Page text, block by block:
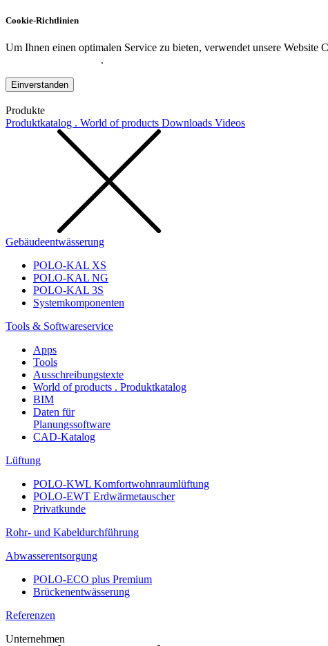
Cookie-Richtlinien
Um Ihnen einen optimalen Service zu bieten, verwendet unsere
.
Einverstanden
Produkte
Produktkatalog . World of products Downloads Videos
Gebäudeentwässerung
POLO-KAL XS
POLO-KAL NG
POLO-KAL 3S
Systemkomponenten
Tools & Softwareservice
Apps
Tools
Ausschreibungstexte
World of products . Produktkatalog
BIM
Daten für
Planungssoftware
CAD-Katalog
Lüftung
POLO-KWL Komfortwohnraumlüftung
POLO-EWT Erdwärmetauscher
Privatkunde
Rohr- und Kabeldurchführung
Abwasserentsorgung
POLO-ECO plus Premium
Brückenentwässerung
Referenzen
Unternehmen